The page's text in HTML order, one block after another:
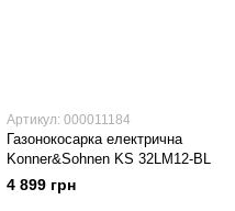
Артикул: 000011184
Газонокосарка електрична
Konner&Sohnen KS 32LM12-BL
4 899 грн